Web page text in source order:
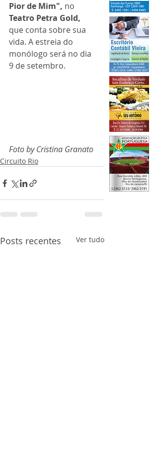
Pior de Mim", no
Teatro Petra Gold,
que conta sobre sua
vida. A estreia do
monólogo será no dia
9 de setembro.
Foto by Cristina Granato
Circuito Rio
Posts recentes Ver tudo